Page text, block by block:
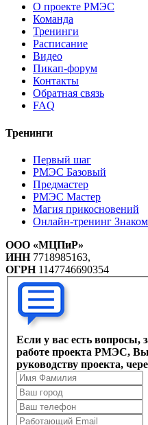
О проекте РМЭС
Команда
Тренинги
Расписание
Видео
Пикап-форум
Контакты
Обратная связь
FAQ
Тренинги
Первый шаг
РМЭС Базовый
Предмастер
РМЭС Мастер
Магия прикосновений
Онлайн-тренинг
ООО «МЦПиР»
ИНН7718985163,
ОГРН1147746690354
Если у вас есть вопросы,
работе проекта РМЭС,
руководству проекта,